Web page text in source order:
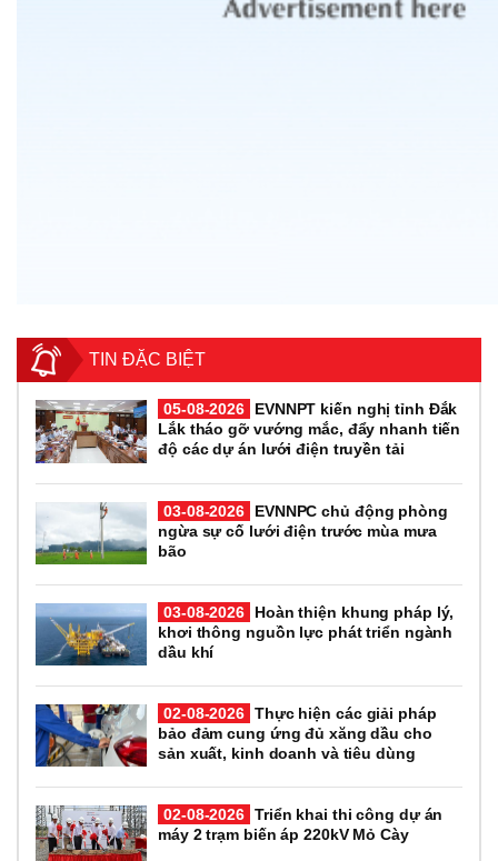
TIN ĐẶC BIỆT
05-08-2026
EVNNPT kiến nghị tỉnh Đắk
Lắk tháo gỡ vướng mắc, đẩy nhanh tiến
độ các dự án lưới điện truyền tải
03-08-2026
EVNNPC chủ động phòng
ngừa sự cố lưới điện trước mùa mưa
bão
03-08-2026
Hoàn thiện khung pháp lý,
khơi thông nguồn lực phát triển ngành
dầu khí
02-08-2026 Thực hiện các giải pháp
bảo đảm cung ứng đủ xăng dầu cho
sản xuất, kinh doanh và tiêu dùng
02-08-2026 Triển khai thi công dự án
máy 2 trạm biến áp 220kV Mỏ Cày